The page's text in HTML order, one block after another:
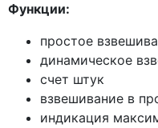
Функции:
простое
динамическое
счет штук
взвешивание в
индикация